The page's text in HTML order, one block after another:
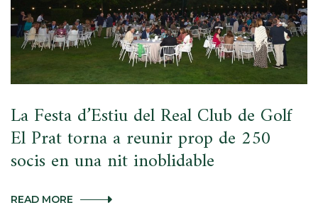
FORMA
EL
TEU
EQUIP
La Festa d’Estiu del Real Club de Golf
El Prat torna a reunir prop de 250
socis en una nit inoblidable
READ MORE LA